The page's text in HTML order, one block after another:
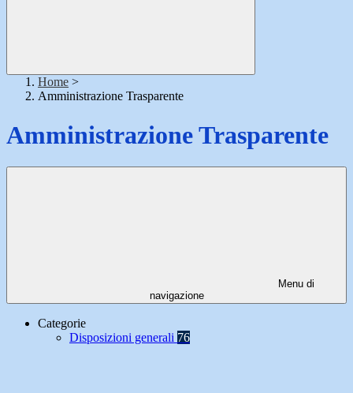
Home >
Amministrazione Trasparente
Amministrazione Trasparente
Menu di
navigazione
Categorie
Disposizioni generali 76